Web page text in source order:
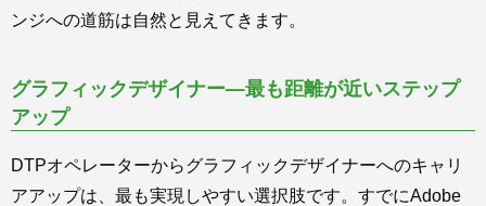
ンジへの道筋は自然と見えてきます。
グラフィックデザイナー—最も距離が近いステップ
アップ
DTPオペレーターからグラフィックデザイナーへのキャリ
アアップは、最も実現しやすい選択肢です。すでにAdobe